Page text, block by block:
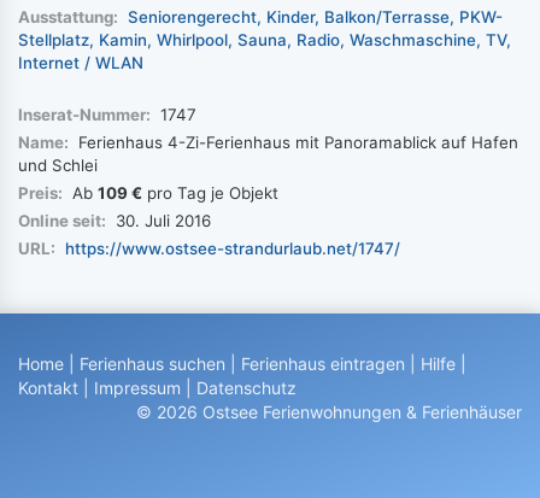
Ausstattung: Seniorengerecht Kinder Balkon/Terrasse PKW-
Stellplatz Kamin Whirlpool Sauna Radio Waschmaschine TV
Internet / WLAN
Inserat-Nummer: 1747
Name:
Ferienhaus 4-Zi-Ferienhaus mit Panoramablick auf Hafen
und Schlei
Preis: Ab 109 € pro Tag je Objekt
Online seit:
30. Juli 2016
URL:
https://www.ostsee-strandurlaub.net/1747/
Home Ferienhaus suchen Ferienhaus eintragen Hilfe
Kontakt
Impressum
Datenschutz
© 2026 Ostsee Ferienwohnungen & Ferienhäuser